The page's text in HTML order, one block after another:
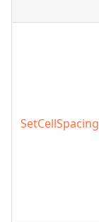
SetCellSpacing